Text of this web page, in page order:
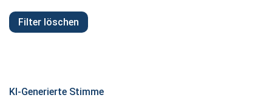
Filter löschen
KI-Generierte Stimme